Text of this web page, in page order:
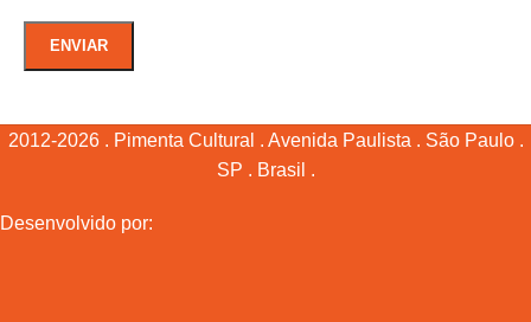
2012-2026 . Pimenta Cultural . Avenida Paulista . São Paulo .
SP . Brasil .
Desenvolvido por: